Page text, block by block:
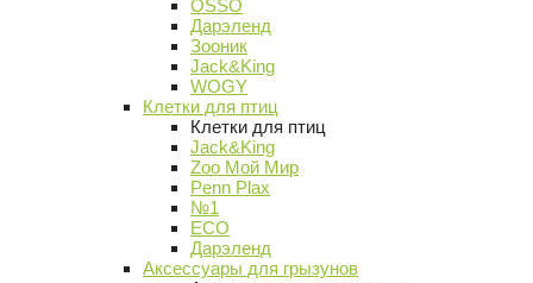
OSSO
Дарэленд
Зооник
Jack&King
WOGY
Клетки для птиц
Клетки для птиц
Jack&King
Zoo Мой Мир
Penn Plax
№1
ECO
Дарэленд
Аксессуары для грызунов